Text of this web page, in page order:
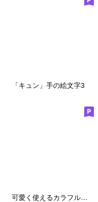
「キュン」手の絵文字3